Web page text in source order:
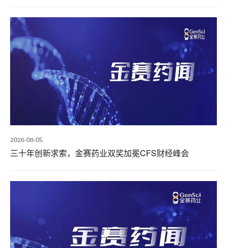
2026-08-05
三十年创新求索，金赛药业双奖加冕CFS财经峰会